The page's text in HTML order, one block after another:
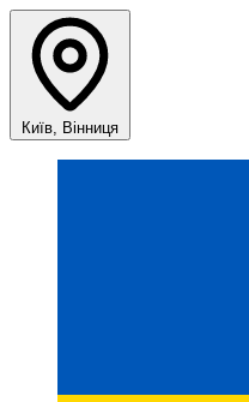
Київ, Вінниця